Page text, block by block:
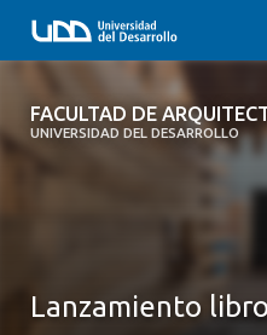
FACULTAD DE
UNIVERSIDAD DEL DESARROLLO
FACULTAD DE
Lanzamiento